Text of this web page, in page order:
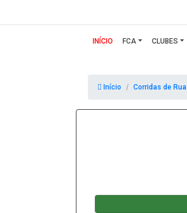
INÍCIO(CURRENT)
FCA CLUBES
Início Corridas de Rua